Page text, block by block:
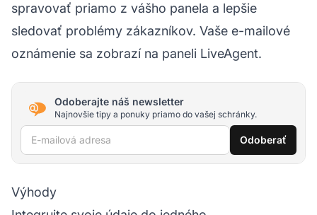
spravovať priamo z vášho panela a lepšie
sledovať problémy zákazníkov. Vaše e-mailové
oznámenie sa zobrazí na paneli LiveAgent.
Odoberajte náš newsletter
Najnovšie tipy a ponuky priamo do vašej schránky.
E-mailová adresa Odoberať
Výhody